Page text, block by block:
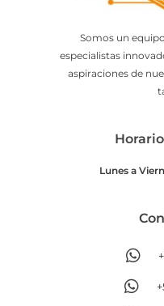
Somos un
especialistas
aspiraciones de
Lunes a